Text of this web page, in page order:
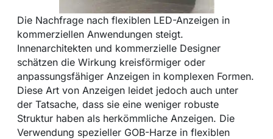
Die Nachfrage nach flexiblen LED-Anzeigen in
kommerziellen Anwendungen steigt.
Innenarchitekten und kommerzielle Designer
schätzen die Wirkung kreisförmiger oder
anpassungsfähiger Anzeigen in komplexen Formen.
Diese Art von Anzeigen leidet jedoch auch unter
der Tatsache, dass sie eine weniger robuste
Struktur haben als herkömmliche Anzeigen. Die
Verwendung spezieller GOB-Harze in flexiblen